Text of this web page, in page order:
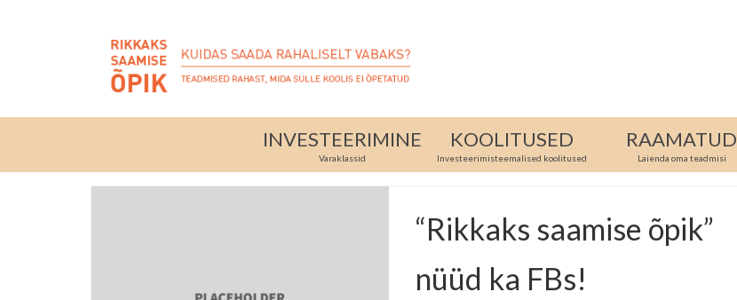
INVESTEERIMINE
Varaklassid
KOOLITUSED
Investeerimisteemalised koolitused
RAAMATUD
Laienda oma teadmisi
“Rikkaks saamise õpik”
nüüd ka FBs!